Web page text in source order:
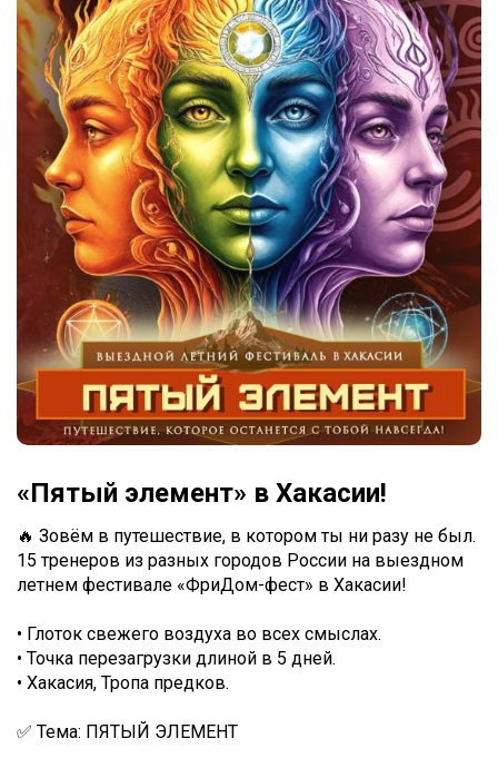
«Пятый элемент» в Хакасии!
🔥 Зовём в путешествие, в котором ты ни разу не был.
15 тренеров из разных городов России на выездном
летнем фестивале «ФриДом-фест» в Хакасии!
• Глоток свежего воздуха во всех смыслах.
• Точка перезагрузки длиной в 5 дней.
• Хакасия, Тропа предков.
✅ Тема: ПЯТЫЙ ЭЛЕМЕНТ